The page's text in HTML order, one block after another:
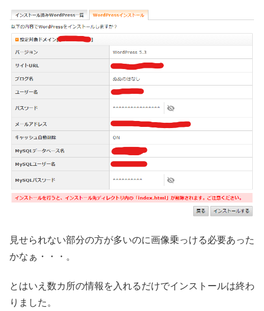
見せられない部分の方が多いのに画像乗っける必要あった
かなぁ・・・。
とはいえ数カ所の情報を入れるだけでインストールは終わ
りました。